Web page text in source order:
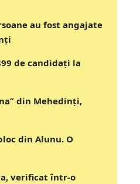
au fost angajate
de candidați la
din Mehedinți,
din Alunu. O
verificat într-o